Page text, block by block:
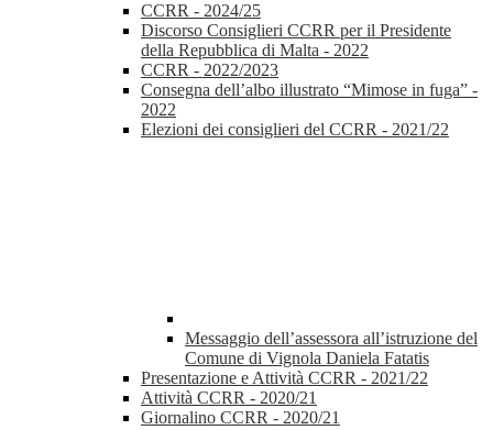
CCRR - 2024/25
Discorso Consiglieri CCRR per il Presidente
della Repubblica di Malta - 2022
CCRR - 2022/2023
Consegna dell’albo illustrato “Mimose in fuga” -
2022
Elezioni dei consiglieri del CCRR - 2021/22
Messaggio dell’assessora all’istruzione del
Comune di Vignola Daniela Fatatis
Presentazione e Attività CCRR - 2021/22
Attività CCRR - 2020/21
Giornalino CCRR - 2020/21